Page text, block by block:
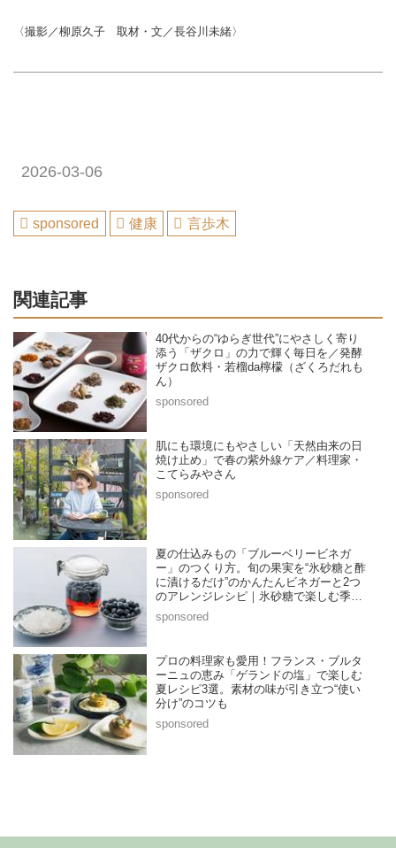
〈撮影／柳原久子 取材・文／長谷川未緒〉
2026-03-06
sponsored 健康 言歩木
関連記事
40代からの“ゆらぎ世代”にやさしく寄り
添う「ザクロ」の力で輝く毎日を／発酵
ザクロ飲料・若榴da檸檬（ざくろだれも
ん）
肌にも環境にもやさしい「天然由来の日
焼け止め」で春の紫外線ケア／料理家・
こてらみやさん
夏の仕込みもの「ブルーベリービネガ
ー」のつくり方。旬の果実を“氷砂糖と酢
に漬けるだけ”のかんたんビネガーと2つ
のアレンジレシピ｜氷砂糖で楽しむ季節
の家仕事／榎本美沙さん
プロの料理家も愛用！フランス・ブルタ
ーニュの恵み「ゲランドの塩」で楽しむ
夏レシピ3選。素材の味が引き立つ“使い
分け”のコツも